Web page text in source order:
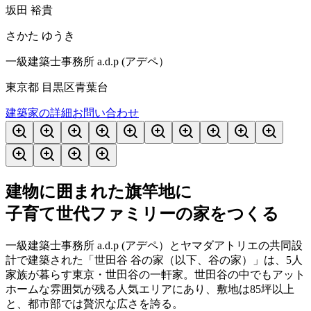
坂田 裕貴
さかた ゆうき
一級建築士事務所 a.d.p (アデペ）
東京都 目黒区青葉台
建築家の詳細お問い合わせ
建物に囲まれた旗竿地に
子育て世代ファミリーの家をつくる
一級建築士事務所 a.d.p (アデペ）とヤマダアトリエの共同設
計で建築された「世田谷 谷の家（以下、谷の家）」は、5人
家族が暮らす東京・世田谷の一軒家。世田谷の中でもアット
ホームな雰囲気が残る人気エリアにあり、敷地は85坪以上
と、都市部では贅沢な広さを誇る。